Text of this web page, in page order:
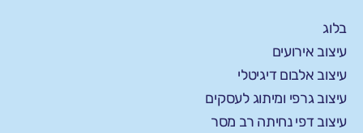
בלוג
עיצוב אירועים
עיצוב אלבום דיגיטלי
עיצוב גרפי ומיתוג לעסקים
עיצוב דפי נחיתה רב מסר